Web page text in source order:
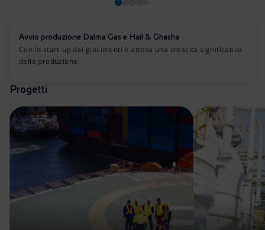
Avvio produzione Dalma Gas e Hail & Ghasha
Con lo start-up dei giacimenti è attesa una crescita significativa
della produzione.
Progetti